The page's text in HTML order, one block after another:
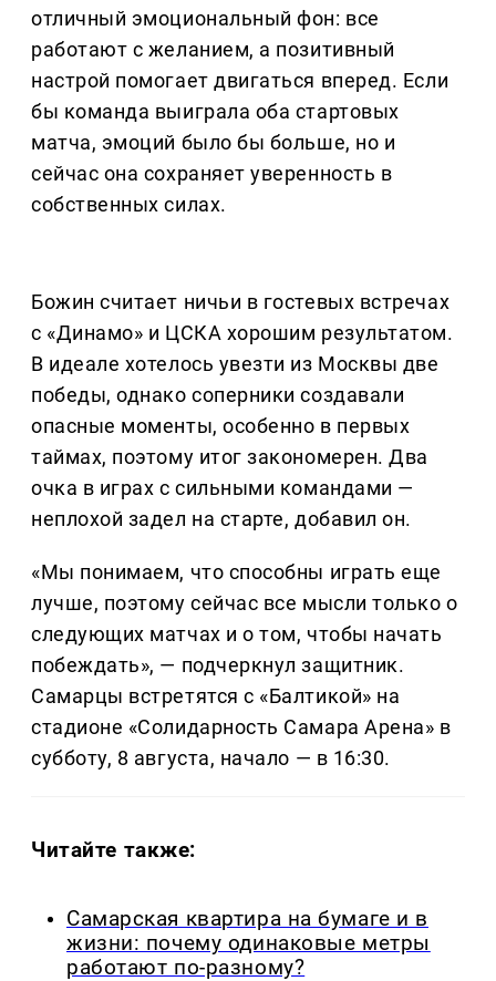
отличный эмоциональный фон: все
работают с желанием, а позитивный
настрой помогает двигаться вперед. Если
бы команда выиграла оба стартовых
матча, эмоций было бы больше, но и
сейчас она сохраняет уверенность в
собственных силах.
Божин считает ничьи в гостевых встречах
с «Динамо» и ЦСКА хорошим результатом.
В идеале хотелось увезти из Москвы две
победы, однако соперники создавали
опасные моменты, особенно в первых
таймах, поэтому итог закономерен. Два
очка в играх с сильными командами —
неплохой задел на старте, добавил он.
«Мы понимаем, что способны играть еще
лучше, поэтому сейчас все мысли только о
следующих матчах и о том, чтобы начать
побеждать», — подчеркнул защитник.
Самарцы встретятся с «Балтикой» на
стадионе «Солидарность Самара Арена» в
субботу, 8 августа, начало — в 16:30.
Читайте также:
Самарская квартира на бумаге и в
жизни: почему одинаковые метры
работают по-разному?